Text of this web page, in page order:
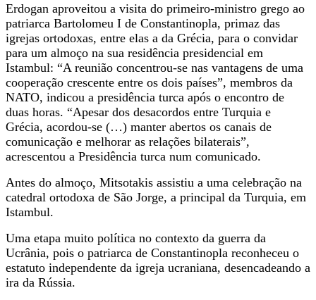
Erdogan aproveitou a visita do primeiro-ministro grego ao
patriarca Bartolomeu I de Constantinopla, primaz das
igrejas ortodoxas, entre elas a da Grécia, para o convidar
para um almoço na sua residência presidencial em
Istambul: “A reunião concentrou-se nas vantagens de uma
cooperação crescente entre os dois países”, membros da
NATO, indicou a presidência turca após o encontro de
duas horas. “Apesar dos desacordos entre Turquia e
Grécia, acordou-se (…) manter abertos os canais de
comunicação e melhorar as relações bilaterais”,
acrescentou a Presidência turca num comunicado.
Antes do almoço, Mitsotakis assistiu a uma celebração na
catedral ortodoxa de São Jorge, a principal da Turquia, em
Istambul.
Uma etapa muito política no contexto da guerra da
Ucrânia, pois o patriarca de Constantinopla reconheceu o
estatuto independente da igreja ucraniana, desencadeando a
ira da Rússia.